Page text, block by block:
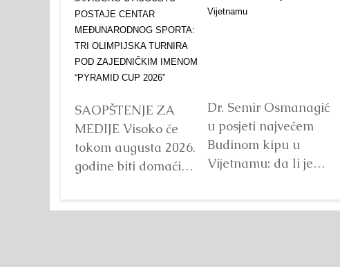
ZAJEDNIČKIM IMENOM
“PYRAMID CUP 2026”
SAOPŠTENJE ZA
MEDIJE Visoko će
tokom augusta 2026.
godine biti domaćin
Dr. Semir Osmanagić
u posjeti najvećem
Budinom kipu u
Vijetnamu: da li je